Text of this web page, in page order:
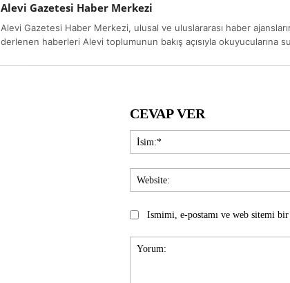
Alevi Gazetesi Haber Merkezi
Alevi Gazetesi Haber Merkezi, ulusal ve uluslararası haber
derlenen haberleri Alevi toplumunun bakış açısıyla okuyucularına
CEVAP VER
Ismimi, e-postamı ve web sitemi bir